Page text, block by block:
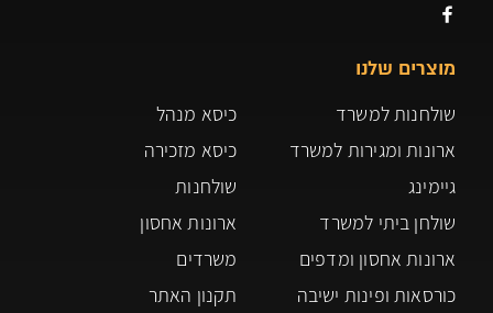
מוצרים שלנו
שולחנות למשרד
ארונות ומגירות למשרד
גיימינג
שולחן ביתי למשרד
ארונות אחסון ומדפים
כורסאות ופינות ישיבה
כיסא מנהל
כיסא מזכירה
שולחנות
ארונות אחסון
משרדים
תקנון האתר